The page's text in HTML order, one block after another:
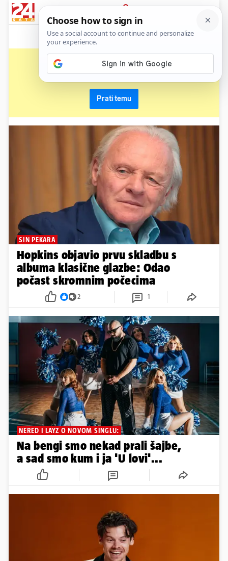
PRIJAVA
News
album
Prati temu
SIN PEKARA
Hopkins objavio prvu skladbu s
albuma klasične glazbe: Odao
počast skromnim počecima
2 1
NERED I LAYZ O NOVOM SINGLU:
Na bengi smo nekad prali šajbe,
a sad smo kum i ja 'U lovi'...